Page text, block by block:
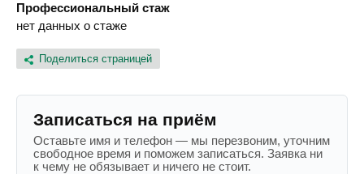
Профессиональный стаж
нет данных о стаже
Поделиться страницей
Записаться на приём
Оставьте имя и телефон — мы перезвоним, уточним
свободное время и поможем записаться. Заявка ни
к чему не обязывает и ничего не стоит.